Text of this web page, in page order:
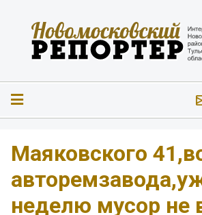
Маяковского
неделю мусор не